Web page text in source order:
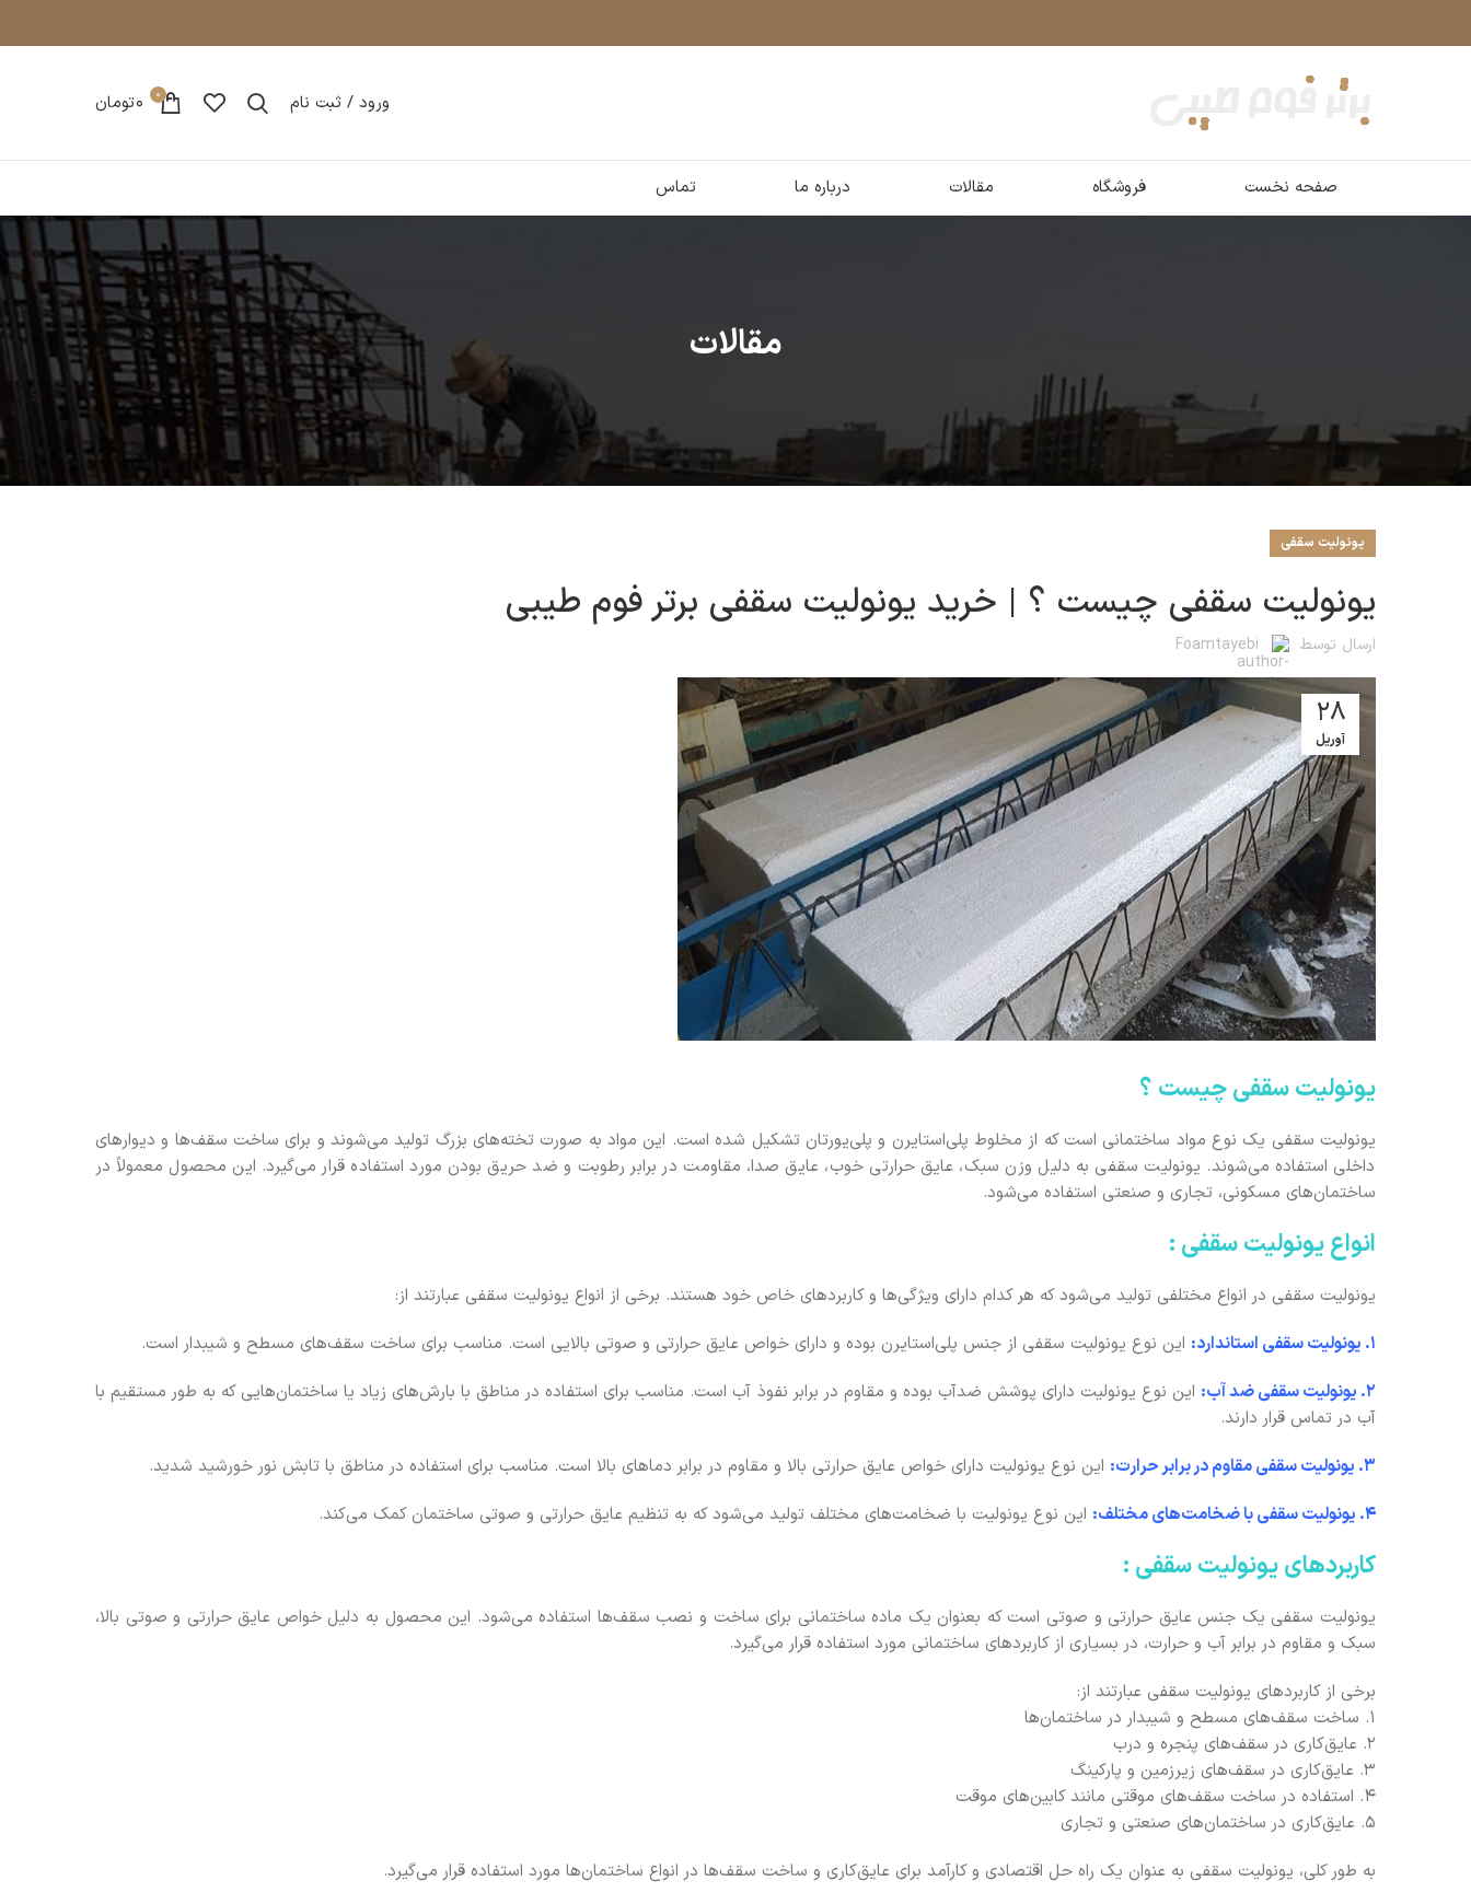
ورود / ثبت نام 0
0تومان
صفحه نخست فروشگاه مقالات درباره ما تماس
مقالات
یونولیت سقفی
یونولیت سقفی چیست ؟ | خرید یونولیت سقفی برتر فوم طیبی
ارسال توسط Foamtayebi
28
آوریل
یونولیت سقفی چیست ؟
یونولیت سقفی یک نوع مواد ساختمانی است که از مخلوط پلی‌استایرن و پلی‌یورتان تشکیل شده است. این مواد به صورت تخته‌های بزرگ تولید می‌شوند و برای ساخت سقف‌ها و دیوارهای
داخلی استفاده می‌شوند. یونولیت سقفی به دلیل وزن سبک، عایق حرارتی خوب، عایق صدا، مقاومت در برابر رطوبت و ضد حریق بودن مورد استفاده قرار می‌گیرد. این محصول معمولاً در
ساختمان‌های مسکونی، تجاری و صنعتی استفاده می‌شود.
انواع یونولیت سقفی :
یونولیت سقفی در انواع مختلفی تولید می‌شود که هر کدام دارای ویژگی‌ها و کاربردهای خاص خود هستند. برخی از انواع یونولیت سقفی عبارتند از:
1. یونولیت سقفی استاندارد:
این نوع یونولیت سقفی از جنس پلی‌استایرن بوده و دارای خواص عایق حرارتی و صوتی بالایی است. مناسب برای ساخت سقف‌های مسطح و شیبدار است.
2. یونولیت سقفی ضد آب:
این نوع یونولیت دارای پوشش ضدآب بوده و مقاوم در برابر نفوذ آب است. مناسب برای استفاده در مناطق با بارش‌های زیاد یا ساختمان‌هایی که به طور مستقیم با
آب در تماس قرار دارند.
3. یونولیت سقفی مقاوم در برابر حرارت:
این نوع یونولیت دارای خواص عایق حرارتی بالا و مقاوم در برابر دماهای بالا است. مناسب برای استفاده در مناطق با تابش نور خورشید شدید.
4. یونولیت سقفی با ضخامت‌های مختلف:
این نوع یونولیت با ضخامت‌های مختلف تولید می‌شود که به تنظیم عایق حرارتی و صوتی ساختمان کمک می‌کند.
کاربردهای یونولیت سقفی :
یونولیت سقفی یک جنس عایق حرارتی و صوتی است که بعنوان یک ماده ساختمانی برای ساخت و نصب سقف‌ها استفاده می‌شود. این محصول به دلیل خواص عایق حرارتی و صوتی بالا،
سبک و مقاوم در برابر آب و حرارت، در بسیاری از کاربردهای ساختمانی مورد استفاده قرار می‌گیرد.
برخی از کاربردهای یونولیت سقفی عبارتند از:
1. ساخت سقف‌های مسطح و شیبدار در ساختمان‌ها
2. عایق‌کاری در سقف‌های پنجره و درب
3. عایق‌کاری در سقف‌های زیرزمین و پارکینگ
4. استفاده در ساخت سقف‌های موقتی مانند کابین‌های موقت
5. عایق‌کاری در ساختمان‌های صنعتی و تجاری
به طور کلی، یونولیت سقفی به عنوان یک راه حل اقتصادی و کارآمد برای عایق‌کاری و ساخت سقف‌ها در انواع ساختمان‌ها مورد استفاده قرار می‌گیرد.